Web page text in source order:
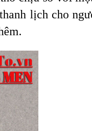
lịch cho